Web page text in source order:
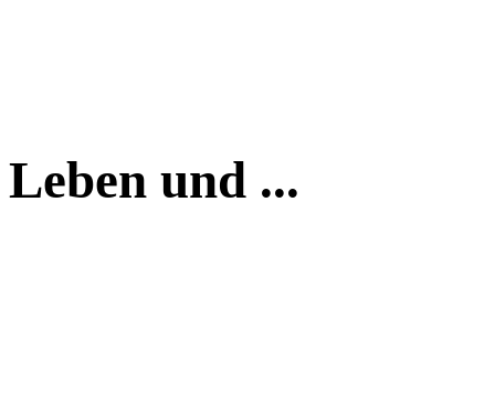
Leben und ...